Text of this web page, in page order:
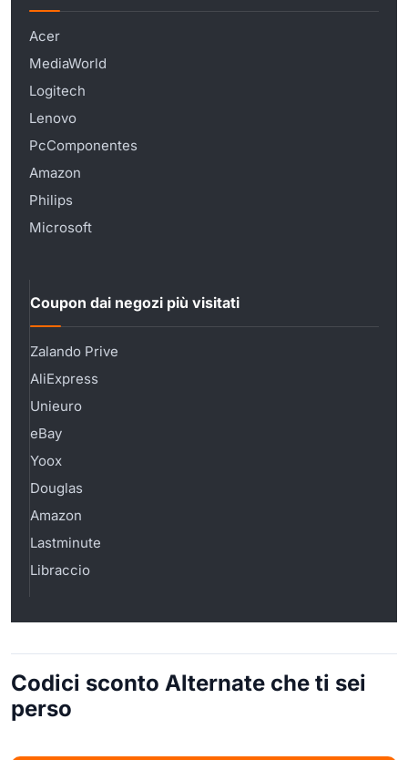
Acer
MediaWorld
Logitech
Lenovo
PcComponentes
Amazon
Philips
Microsoft
Coupon dai negozi più visitati
Zalando Prive
AliExpress
Unieuro
eBay
Yoox
Douglas
Amazon
Lastminute
Libraccio
Codici sconto Alternate che ti sei
perso